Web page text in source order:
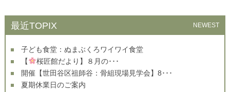
最近TOPIX NEWEST
子ども食堂：ぬまぶくろワイワイ食堂
【
桜匠館だより】８月の･･･
開催【世田谷区祖師谷：骨組現場見学会】8･･･
夏期休業日のご案内